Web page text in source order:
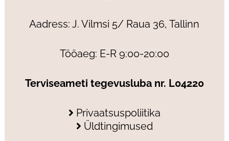
Aadress: J. Vilmsi 5/ Raua 36, Tallinn
Tööaeg: E-R 9:00-20:00
Terviseameti tegevusluba nr. L04220
Privaatsuspoliitika
Üldtingimused